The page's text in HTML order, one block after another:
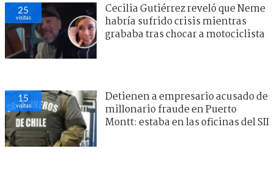
25
visitas
Cecilia Gutiérrez reveló que Neme
habría sufrido crisis mientras
grababa tras chocar a motociclista
15
visitas
Detienen a empresario acusado de
millonario fraude en Puerto
Montt: estaba en las oficinas del SII